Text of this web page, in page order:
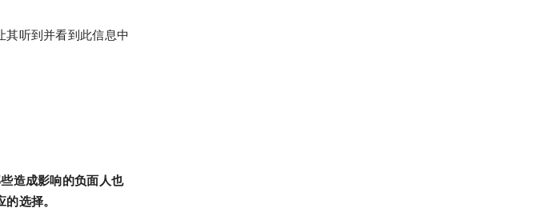
听到并看到此信息中
造成影响的负面人也
选择。